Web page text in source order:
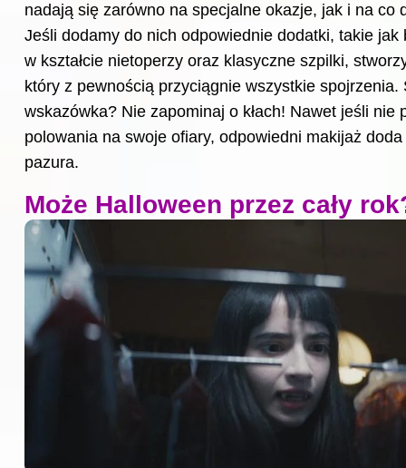
nadają się zarówno na specjalne okazje, jak i na co
Jeśli dodamy do nich odpowiednie dodatki, takie jak
w kształcie nietoperzy oraz klasyczne szpilki,
który z pewnością przyciągnie wszystkie spojrzenia.
wskazówka? Nie zapominaj o kłach! Nawet jeśli nie
polowania na swoje ofiary, odpowiedni makijaż doda
pazura.
Może Halloween przez cały